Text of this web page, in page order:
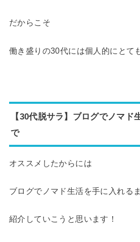
だからこそ
働き盛りの30代には個人的にとて
【30代脱サラ】ブログでノマド
で
オススメしたからには
ブログでノマド生活を手に入れる
紹介していこうと思います！